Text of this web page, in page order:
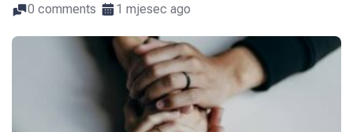
0 comments 1 mjesec ago